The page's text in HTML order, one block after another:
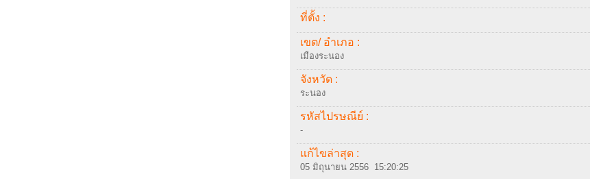
ที่ตั้ง :
เขต/ อำเภอ :
เมืองระนอง
จังหวัด :
ระนอง
รหัสไปรษณีย์ :
-
แก้ไขล่าสุด :
05 มิถุนายน 2556 15:20:25